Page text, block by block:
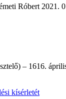
Róbert
– 1616.